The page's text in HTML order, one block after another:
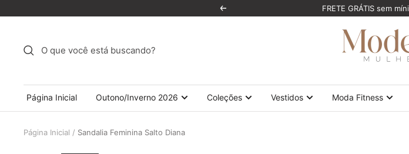
conteúdo
Anterior FRETE GRÁTIS sem
ModernMulher
Página Inicial Outono/Inverno 2026 Coleções Vestidos Moda Fitness
Página Inicial Sandalia Feminina Salto Diana